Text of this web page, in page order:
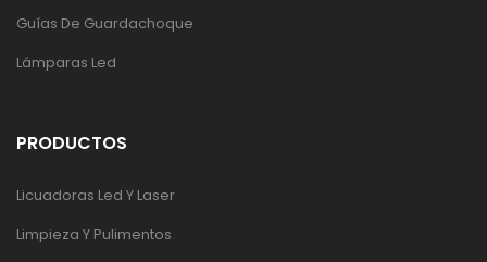
Guías De Guardachoque
Lámparas Led
PRODUCTOS
Licuadoras Led Y Laser
Limpieza Y Pulimentos